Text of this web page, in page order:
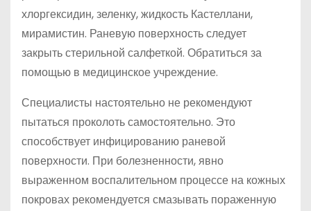
хлоргексидин, зеленку, жидкость Кастеллани,
мирамистин. Раневую поверхность следует
закрыть стерильной салфеткой. Обратиться за
помощью в медицинское учреждение.
Специалисты настоятельно не рекомендуют
пытаться проколоть самостоятельно. Это
способствует инфицированию раневой
поверхности. При болезненности, явно
выраженном воспалительном процессе на кожных
покровах рекомендуется смазывать пораженную